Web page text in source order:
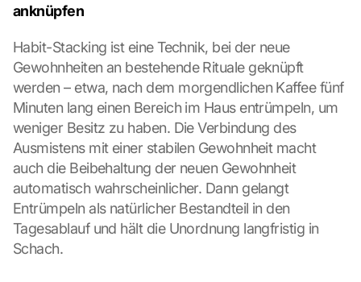
anknüpfen
Habit-Stacking ist eine Technik, bei der neue
Gewohnheiten an bestehende Rituale geknüpft
werden – etwa, nach dem morgendlichen Kaffee fünf
Minuten lang einen Bereich im Haus entrümpeln, um
weniger Besitz zu haben. Die Verbindung des
Ausmistens mit einer stabilen Gewohnheit macht
auch die Beibehaltung der neuen Gewohnheit
automatisch wahrscheinlicher. Dann gelangt
Entrümpeln als natürlicher Bestandteil in den
Tagesablauf und hält die Unordnung langfristig in
Schach.